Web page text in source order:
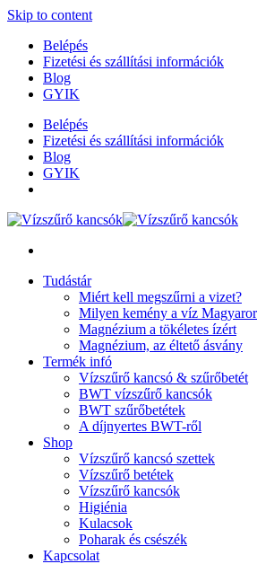
Skip to content
Belépés
Fizetési és szállítási információk
Blog
GYIK
Belépés
Fizetési és szállítási információk
Blog
GYIK
Tudástár
Miért kell megszűrni a vizet?
Milyen kemény a víz
Magnézium a tökéletes ízért
Magnézium, az éltető ásvány
Termék infó
Vízszűrő kancsó & szűrőbetét
BWT vízszűrő kancsók
BWT szűrőbetétek
A díjnyertes BWT-ről
Shop
Vízszűrő kancsó szettek
Vízszűrő betétek
Vízszűrő kancsók
Higiénia
Kulacsok
Poharak és csészék
Kapcsolat